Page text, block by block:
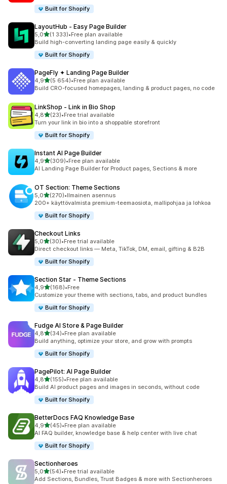
Built for Shopify
LayoutHub ‑ Easy Page Builder
5,0/ 5 tähteä
(1 333)
1333 arvostelua yhteensä
•Free plan available
Build high-converting landing page easily & quickly
Built for Shopify
PageFly ✦ Landing Page Builder
4,9/ 5 tähteä
(5 654)
5654 arvostelua yhteensä
•Free plan available
Build CRO-focused homepages, landing & product pages, no code
LinkShop ‑ Link in Bio Shop
4,8/ 5 tähteä
(23)
23 arvostelua yhteensä
•Free trial available
Turn your link in bio into a shoppable storefront
Built for Shopify
Instant AI Page Builder
4,9/ 5 tähteä
(309)
309 arvostelua yhteensä
•Free plan available
AI Landing Page Builder for Product pages, Sections & more
OT Section: Theme Sections
5,0/ 5 tähteä
(270)
270 arvostelua yhteensä
•Ilmainen asennus
200+ käyttövalmista premium-teemaosiota, mallipohjaa ja lohkoa
Built for Shopify
Checkout Links
5,0/ 5 tähteä
(30)
30 arvostelua yhteensä
•Free trial available
Direct checkout links — Meta, TikTok, DM, email, gifting & B2B
Built for Shopify
Section Star ‑ Theme Sections
4,9/ 5 tähteä
(168)
168 arvostelua yhteensä
•Free
Customize your theme with sections, tabs, and product bundles
Built for Shopify
Fudge AI Store & Page Builder
4,8/ 5 tähteä
(34)
34 arvostelua yhteensä
•Free plan available
Build anything, optimize your store, and grow with prompts
Built for Shopify
PagePilot: AI Page Builder
4,8/ 5 tähteä
(155)
155 arvostelua yhteensä
•Free plan available
Build AI product pages and images in seconds, without code
Built for Shopify
BetterDocs FAQ Knowledge Base
4,9/ 5 tähteä
(45)
45 arvostelua yhteensä
•Free plan available
AI FAQ builder, knowledge base & help center with live chat
Built for Shopify
Sectionheroes
5,0/ 5 tähteä
(54)
54 arvostelua yhteensä
•Free trial available
Add Sections, Bundles, Trust Badges & more with Sectionheroes